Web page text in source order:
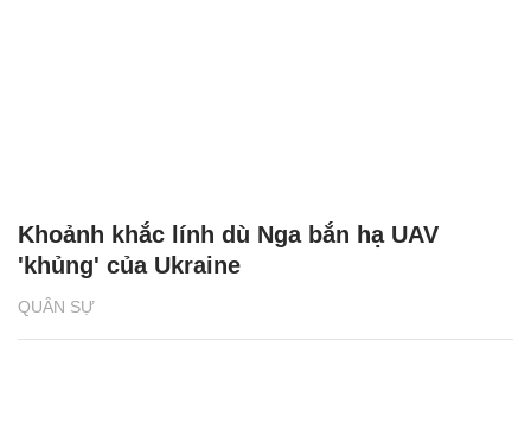
QUÂN SỰ
Khoảnh khắc lính dù Nga bắn hạ UAV
'khủng' của Ukraine